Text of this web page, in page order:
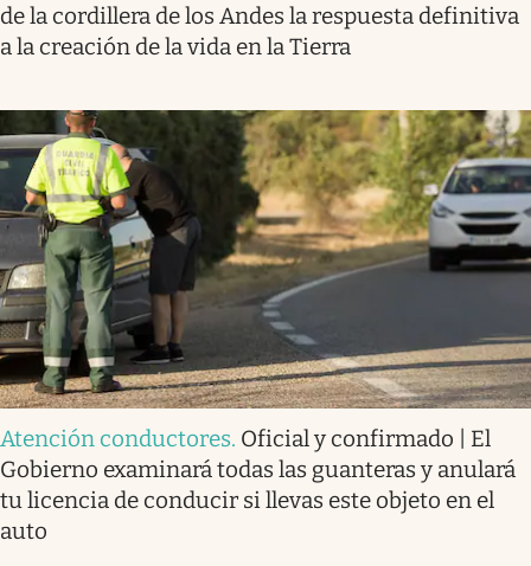
de la cordillera de los Andes la respuesta definitiva
a la creación de la vida en la Tierra
Atención conductores. Oficial y confirmado | El
Gobierno examinará todas las guanteras y anulará
tu licencia de conducir si llevas este objeto en el
auto